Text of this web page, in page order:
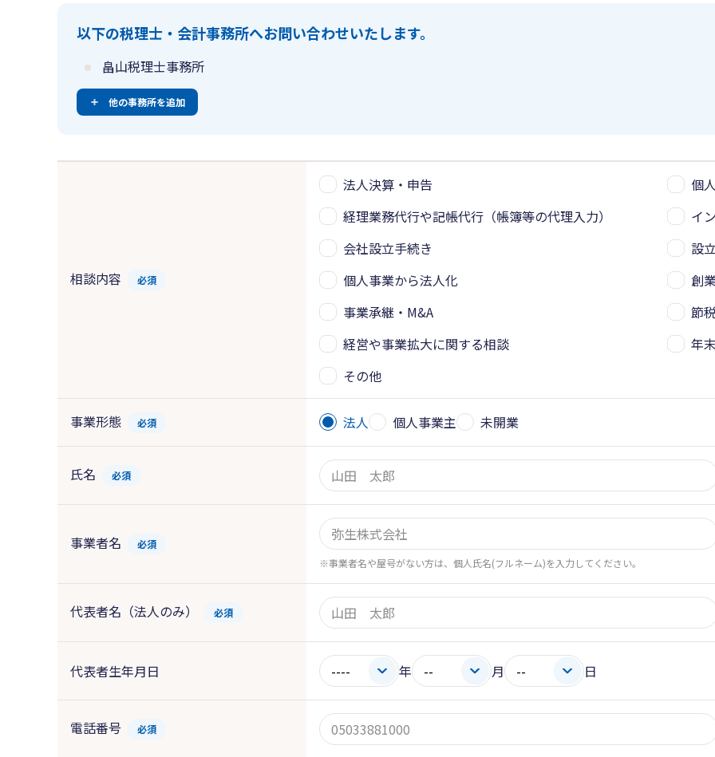
以下の税理士・会計事務所へお問い合わせいたします。
畠山税理士事務所
他の事務所を追加
相談内容 必須
法人決算・申告
個
経理業務代行や記帳代行（帳簿等の代理入力）
イ
会社設立手続き
設
個人事業から法人化
創
事業承継・M&A
節
経営や事業拡大に関する相談
年
その他
事業形態 必須 法人 個人事業主 未開業
氏名 必須
事業者名
必須
事業者名や屋号がない方は、個人氏名(フルネーム)を入力してください。
代表者名（法人のみ） 必須
代表者生年月日 年 月 日
電話番号 必須